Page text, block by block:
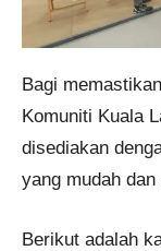
Bagi
Komuniti Kuala
disediakan
yang mudah
Berikut adalah